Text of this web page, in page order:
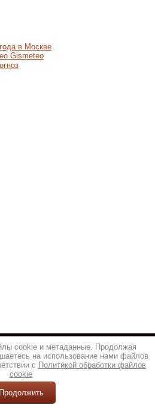
в Москве
Gismeteo
cookie и метаданные. Продолжая
на использование нами файлов
с Политикой обработки файлов
cookie
Продолжить